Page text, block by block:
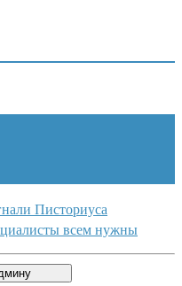
Писториуса
всем нужны